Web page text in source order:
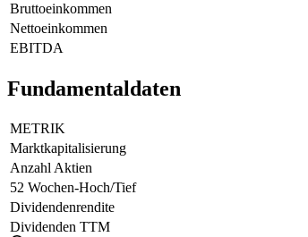
Bruttoeinkommen
Nettoeinkommen
EBITDA
Fundamentaldaten
METRIK
Marktkapitalisierung
Anzahl Aktien
52 Wochen-Hoch/Tief
Dividendenrendite
Dividenden TTM